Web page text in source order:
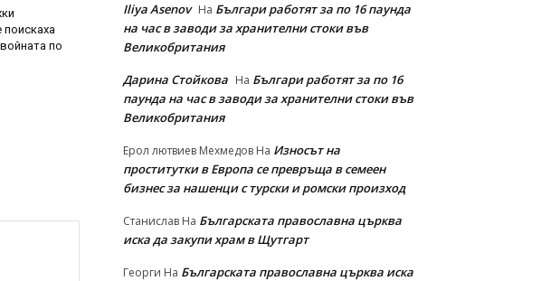
поискаха
по
Iliya Asenov На Българи работят за по 16 паунда
на час в заводи за хранителни стоки във
Великобритания
Дарина Стойкова На Българи работят за по 16
паунда на час в заводи за хранителни стоки във
Великобритания
Ерол лютвиев Мехмедов На Износът на
проститутки в Европа се превръща в семеен
бизнес за нашенци с турски и ромски произход
Станислав На Българската православна църква
иска да закупи храм в Щутгарт
Георги На Българската православна църква иска